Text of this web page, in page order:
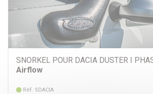
SNORKEL POUR DACIA DUSTER I
Airflow
Réf. SDACIA